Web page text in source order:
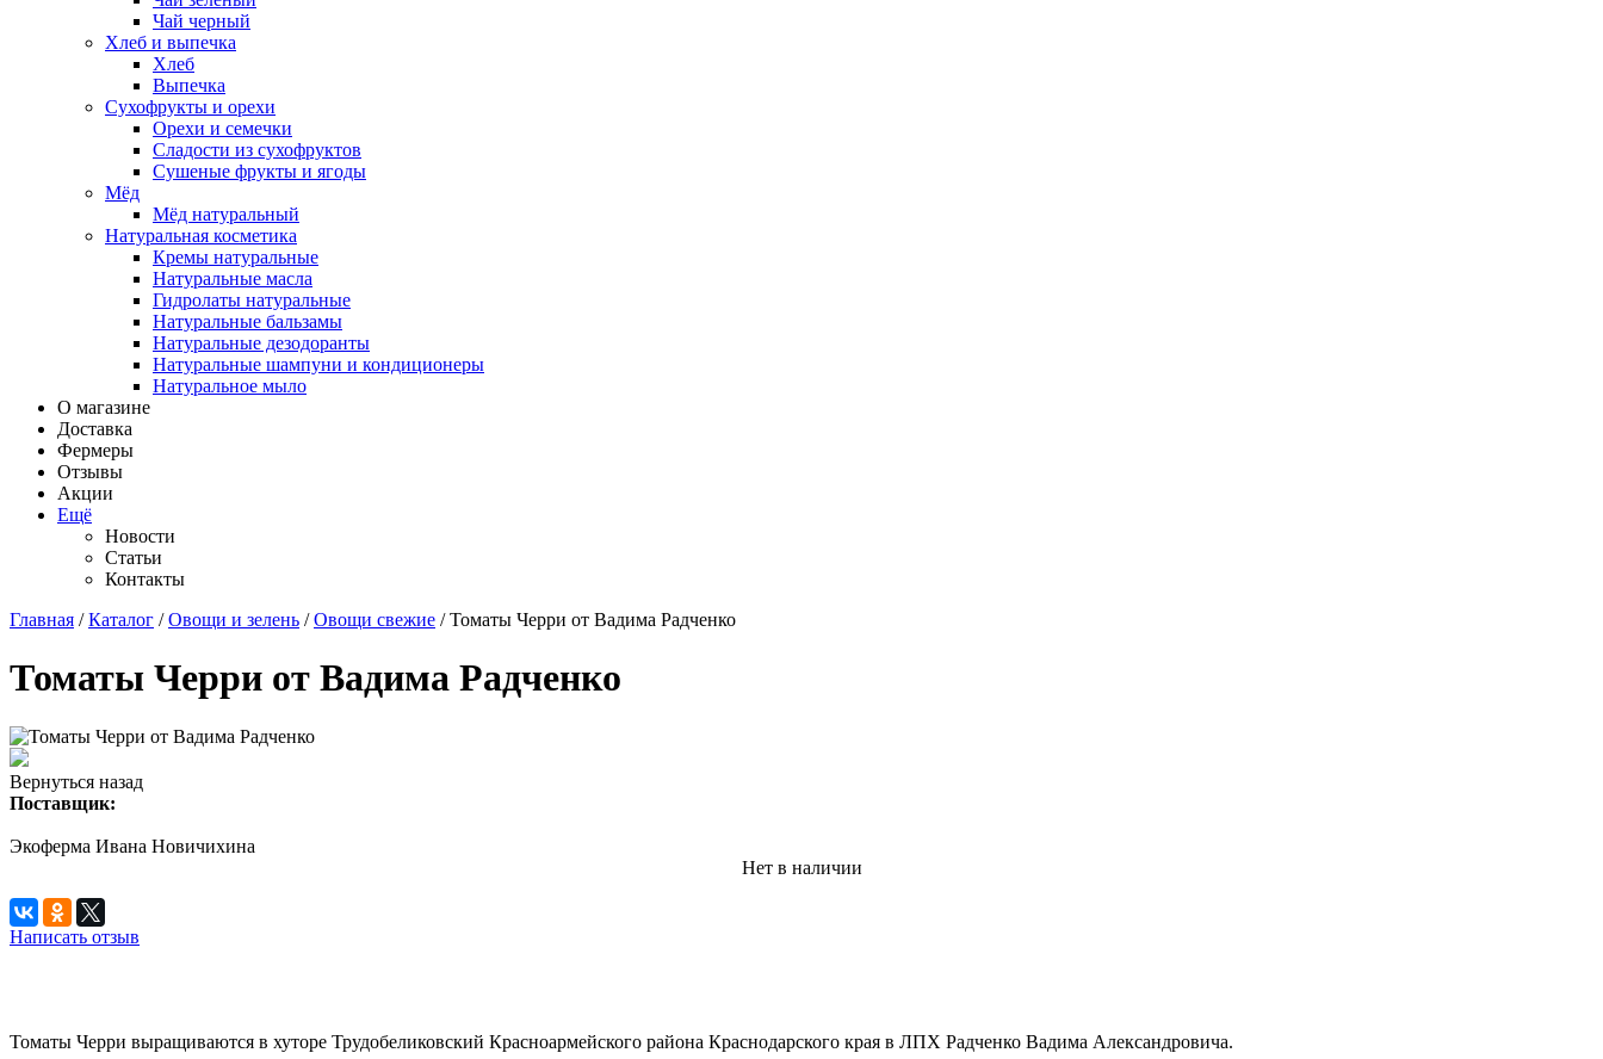
Чай черный
Хлеб и выпечка
Хлеб
Выпечка
Сухофрукты и орехи
Орехи и семечки
Сладости из сухофруктов
Сушеные фрукты и ягоды
Мёд
Мёд натуральный
Натуральная косметика
Кремы натуральные
Натуральные масла
Гидролаты натуральные
Натуральные бальзамы
Натуральные дезодоранты
Натуральные шампуни и кондиционеры
Натуральное мыло
О магазине
Доставка
Фермеры
Отзывы
Акции
Ещё
Новости
Статьи
Контакты
Главная /Каталог /Овощи и зелень /Овощи свежие / Томаты Черри от Вадима Радченко
Томаты Черри от Вадима Радченко
Вернуться назад
Поставщик:
Экоферма Ивана Новичихина
Нет в наличии
Написать отзыв
Томаты Черри выращиваются в хуторе Трудобеликовский Красноармейского района Краснодарского края в ЛПХ Радченко Вадима Александровича.